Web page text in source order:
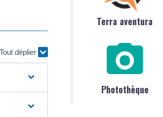
Tout déplier
Terra aventura
Photothèque